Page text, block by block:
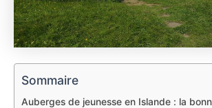
Sommaire
Auberges de jeunesse en Islande : la